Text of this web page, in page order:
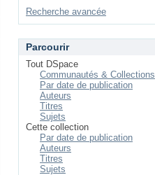
Recherche avancée
Parcourir
Tout DSpace
Communautés & Collections
Par date de publication
Auteurs
Titres
Sujets
Cette collection
Par date de publication
Auteurs
Titres
Sujets